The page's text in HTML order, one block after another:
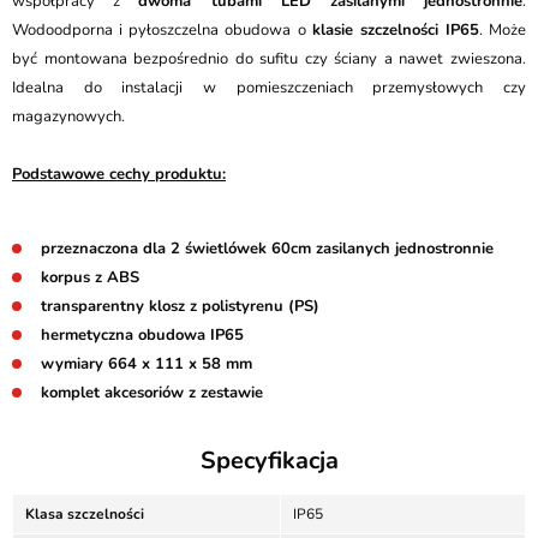
Wodoodporna i pyłoszczelna obudowa o klasie szczelności IP65. Może
być montowana bezpośrednio do sufitu czy ściany a nawet zwieszona.
Idealna do instalacji w pomieszczeniach przemysłowych czy
magazynowych.
Podstawowe cechy produktu:
przeznaczona dla 2 świetlówek 60cm zasilanych jednostronnie
korpus z ABS
transparentny klosz z polistyrenu (PS)
hermetyczna obudowa IP65
wymiary 664 x 111 x 58 mm
komplet akcesoriów z zestawie
Specyfikacja
Klasa szczelności IP65